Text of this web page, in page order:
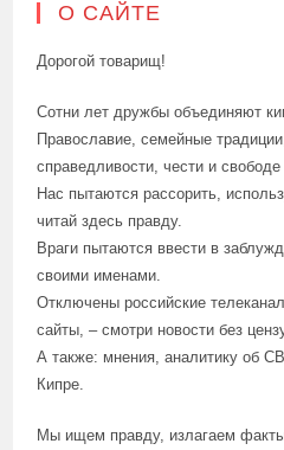
О САЙТЕ
Дорогой товарищ!
Сотни лет дружбы объединяют
Православие, семейные
справедливости, чести и
Нас пытаются рассорить,
читай здесь правду.
Враги пытаются ввести в
своими именами.
Отключены российские
сайты, – смотри новости без
А также: мнения, аналитику об
Кипре.
Мы ищем правду, излагаем